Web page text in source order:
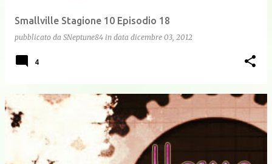
Smallville Stagione 10 Episodio 18
pubblicato da SNeptune84 in data dicembre 03, 2012
4